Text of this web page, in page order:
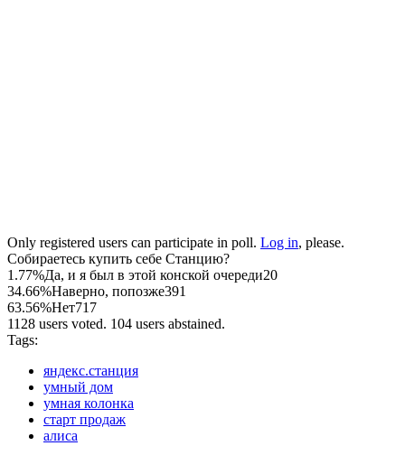
Only registered users can participate in poll. Log in, please.
Собираетесь купить себе Станцию?
1.77%Да, и я был в этой конской очереди20
34.66%Наверно, попозже391
63.56%Нет717
1128 users voted. 104 users abstained.
Tags:
яндекс.станция
умный дом
умная колонка
старт продаж
алиса